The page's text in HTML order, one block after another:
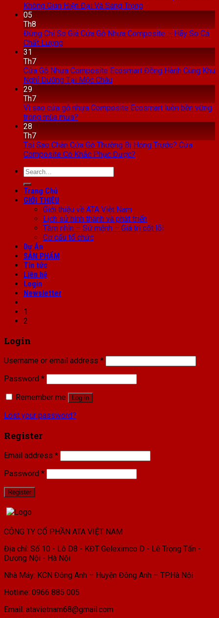
Không Gian Hiện Đại Và Sang Trọng
05
Th8
Đừng Chỉ So Giá Cửa Gỗ Nhựa Composite – Hãy So Cả
Chất Lượng
31
Th7
Cửa Gỗ Nhựa Composite Ecosmart Đồng Hành Cùng Khu
Nghỉ Dưỡng Tại Mộc Châu
29
Th7
Vì sao cửa gỗ nhựa Composite Ecosmart luôn bền vững
trong mùa mưa?
28
Th7
Tại Sao Chân Cửa Gỗ Thường Bị Hỏng Trước? Cửa
Composite Có Khắc Phục Được?
Search
for:
Trang Chủ
GIỚI THIỆU
Giới thiệu về ATA Việt Nam
Lịch sử hình thành và phát triển
Tầm nhìn – Sứ mệnh – Giá trị cốt lõi
Cơ cấu tổ chức
Dự Án
SẢN PHẨM
Tin tức
Liên hệ
Login
Newsletter
1
2
Login
Username or email address *
Password *
Remember me
Log in
Lost your password?
Register
Email address *
Password *
Register
CÔNG TY CỔ PHẦN ATA VIỆT NAM
Địa chỉ: Số 10 - Lô D8 - KĐT Geleximco D - Lê Trọng Tấn -
Dương Nội - Hà Nội
Nhà Máy: KCN Đông Anh – Huyện Đông Anh – TP.Hà Nội
Hotline: 0966 885 005
Email: atavietnam68@gmail.com